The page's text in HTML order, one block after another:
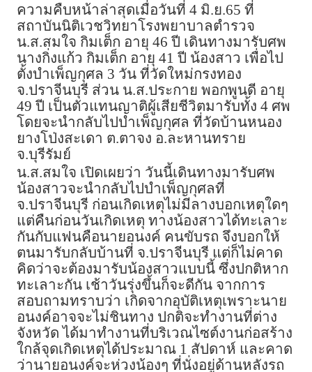
ความคืบหน้าล่าสุดเมื่อวันที่ 4 มิ.ย.65 ที่
สถาบันนิติเวชวิทยาโรงพยาบาลตำรวจ
น.ส.สมใจ​ กิมเต็ก อายุ 46 ปี​ เดินทางมารับศพ​
นางกิ่งแก้ว กิมเต็ก อายุ 41 ปี น้องสาว เพื่อไป
ตั้งบำเพ็ญกุศล 3 วัน ที่วัดใหม่กรงทอง​
จ.ปราจีนบุรี ส่วน น.ส.ประกาย​ พอกพูนดี​ อายุ
49 ปี​ เป็นตัวแทนญาติ​ผู้เสียชีวิตมารับทั้ง​ 4​ ศพ​
โดยจะนำกลับไปบำเพ็ญกุศล​ ที่วัดบ้านหนอง
ยาง​โป่งสะเดา​ ต.ตาจง อ.ละหานทราย
จ.บุรีรัมย์​
น.ส.สมใจ เปิดเผยว่า วันนี้เดินทางมารับศพ
น้องสาวจะนำกลับไปบำเพ็ญกุศลที่
จ.ปราจีนบุรี ก่อนเกิดเหตุไม่มีลางบอกเหตุใดๆ
แต่คืนก่อนวันเกิดเหตุ ทางน้องสาวได้ทะเลาะ
กันกับแฟนคือนายอนงค์ คนขับรถ จึงบอกให้
ตนมารับกลับบ้านที่ จ.ปราจีนบุรี แต่ก็ไม่คาด
คิดว่าจะต้องมารับน้องสาวแบบนี้ ซึ่งปกติหาก
ทะเลาะกัน เช้าวันรุ่งขึ้นก็จะดีกัน จากการ
สอบถามทราบว่า เกิดจากอุบัติเหตุเพราะนาย
อนงค์อาจจะไม่ชินทาง ปกติจะทำงานที่ต่าง
จังหวัด ได้มาทำงานที่บริเวณไซต์งานก่อสร้าง
ใกล้จุดเกิดเหตุได้ประมาณ 1 สัปดาห์ และคาด
ว่านายอนงค์จะห่วงน้องๆ ที่นั่งอยู่ด้านหลังรถ